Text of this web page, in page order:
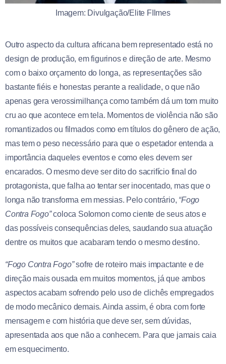
Imagem: Divulgação/Elite FIlmes
Outro aspecto da cultura africana bem representado está no
design de produção, em figurinos e direção de arte. Mesmo
com o baixo orçamento do longa, as representações são
bastante fiéis e honestas perante a realidade, o que não
apenas gera verossimilhança como também dá um tom muito
cru ao que acontece em tela. Momentos de violência não são
romantizados ou filmados como em títulos do gênero de ação,
mas tem o peso necessário para que o espetador entenda a
importância daqueles eventos e como eles devem ser
encarados. O mesmo deve ser dito do sacrifício final do
protagonista, que falha ao tentar ser inocentado, mas que o
longa não transforma em messias. Pelo contrário, “Fogo
Contra Fogo”coloca Solomon como ciente de seus atos e
das possíveis consequências deles, saudando sua atuação
dentre os muitos que acabaram tendo o mesmo destino.
“Fogo Contra Fogo”sofre de roteiro mais impactante e de
direção mais ousada em muitos momentos, já que ambos
aspectos acabam sofrendo pelo uso de clichês empregados
de modo mecânico demais. Ainda assim, é obra com forte
mensagem e com história que deve ser, sem dúvidas,
apresentada aos que não a conhecem. Para que jamais caia
em esquecimento.